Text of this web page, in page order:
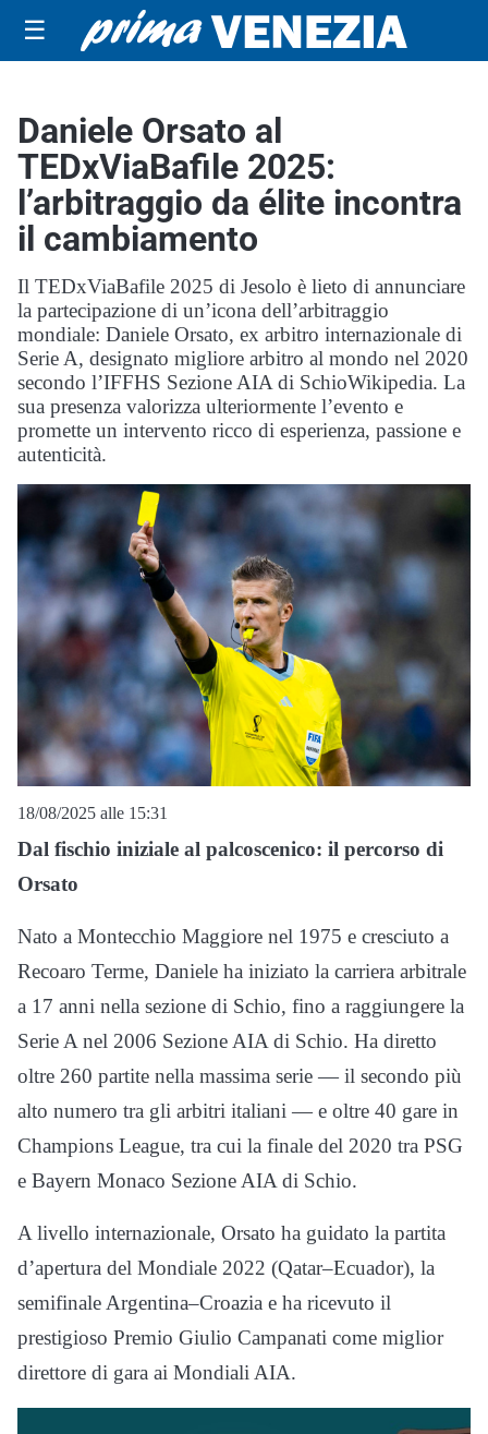
☰
Daniele Orsato al
TEDxViaBafile 2025:
l’arbitraggio da élite incontra
il cambiamento
Il TEDxViaBafile 2025 di Jesolo è lieto di annunciare
la partecipazione di un’icona dell’arbitraggio
mondiale: Daniele Orsato, ex arbitro internazionale di
Serie A, designato migliore arbitro al mondo nel 2020
secondo l’IFFHS Sezione AIA di SchioWikipedia. La
sua presenza valorizza ulteriormente l’evento e
promette un intervento ricco di esperienza, passione e
autenticità.
18/08/2025 alle 15:31
Dal fischio iniziale al palcoscenico: il percorso di
Orsato
Nato a Montecchio Maggiore nel 1975 e cresciuto a
Recoaro Terme, Daniele ha iniziato la carriera arbitrale
a 17 anni nella sezione di Schio, fino a raggiungere la
Serie A nel 2006 Sezione AIA di Schio. Ha diretto
oltre 260 partite nella massima serie — il secondo più
alto numero tra gli arbitri italiani — e oltre 40 gare in
Champions League, tra cui la finale del 2020 tra PSG
e Bayern Monaco Sezione AIA di Schio.
A livello internazionale, Orsato ha guidato la partita
d’apertura del Mondiale 2022 (Qatar–Ecuador), la
semifinale Argentina–Croazia e ha ricevuto il
prestigioso Premio Giulio Campanati come miglior
direttore di gara ai Mondiali AIA.